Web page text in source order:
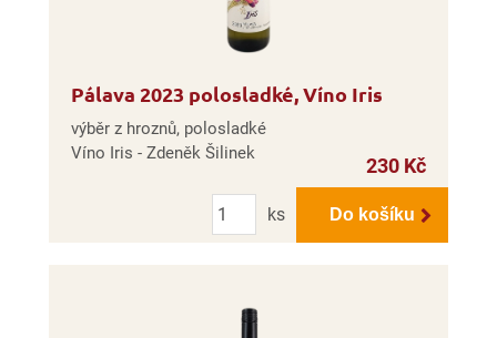
Pálava 2023 polosladké, Víno Iris
výběr z hroznů, polosladké
Víno Iris - Zdeněk Šilinek
230 Kč
Počet
ks
Do košíku